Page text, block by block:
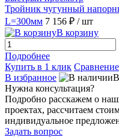
Тройник чугунный
L=300мм 7 156 ₽ / шт
В корзину
Подробнее
Купить в 1 клик Сравнение
В избранное
Нужна консультация?
Подробно расскажем о
проектах, рассчитаем
индивидуальное
Задать вопрос